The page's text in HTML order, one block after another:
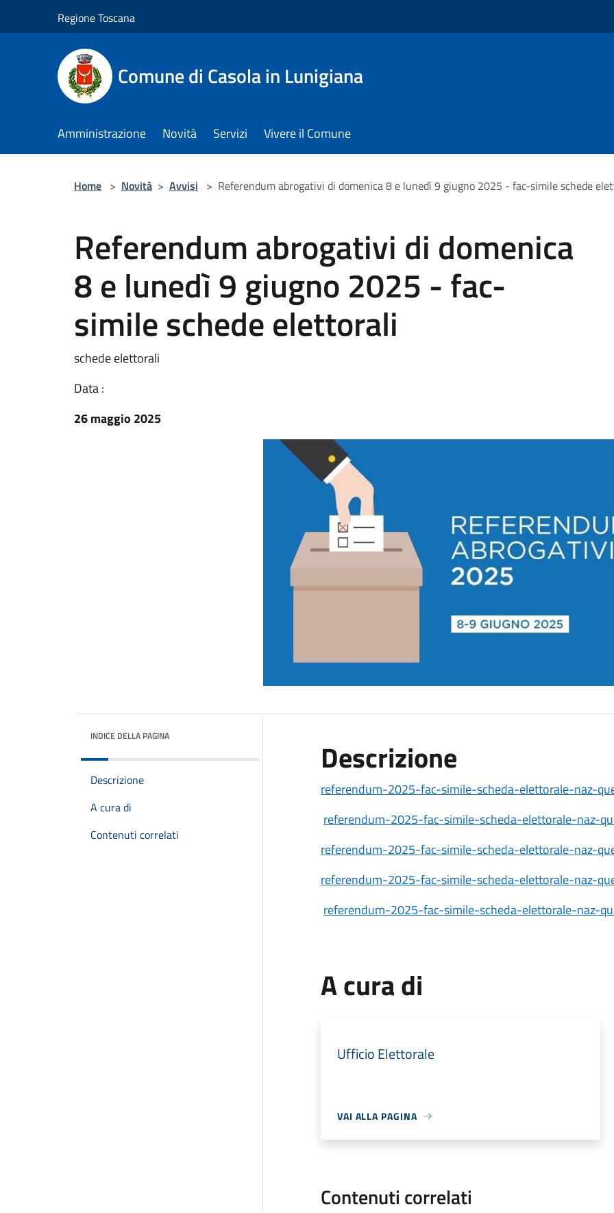
Regione Toscana
Comune di Casola in Lunigiana
Amministrazione Novità Servizi Vivere il Comune
Home > Novità > Avvisi > Referendum abrogativi di domenica 8 e lunedì 9 giugno 2025 - fac-simile schede
Referendum abrogativi di domenica
8 e lunedì 9 giugno 2025 - fac-
simile schede elettorali
schede elettorali
Data :
26 maggio 2025
INDICE DELLA PAGINA
Descrizione
A cura di
Contenuti correlati
Descrizione
referendum-2025-fac-simile-scheda-elettorale-naz-
referendum-2025-fac-simile-scheda-elettorale-naz-
referendum-2025-fac-simile-scheda-elettorale-naz-
referendum-2025-fac-simile-scheda-elettorale-naz-
referendum-2025-fac-simile-scheda-elettorale-naz-
A cura di
Ufficio Elettorale
VAI ALLA PAGINA
Contenuti correlati